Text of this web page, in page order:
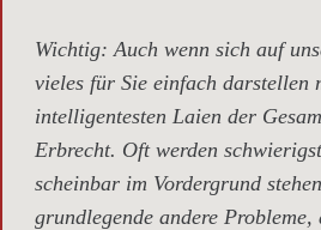
Wichtig: Auch wenn sich auf
vieles für Sie einfach darstellen
intelligentesten Laien der
Erbrecht. Oft werden
scheinbar im Vordergrund
grundlegende andere Probleme,